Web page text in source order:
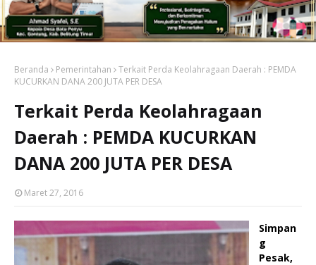
Beranda Pemerintahan
Terkait Perda Keolahragaan Daerah : PEMDA
KUCURKAN DANA 200 JUTA PER DESA
Terkait Perda Keolahragaan
Daerah : PEMDA KUCURKAN
DANA 200 JUTA PER DESA
Maret 27, 2016
Simpan
g
Pesak,